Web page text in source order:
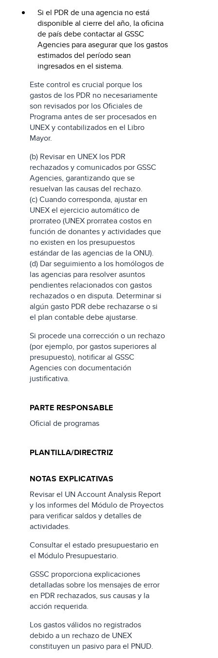
Si el PDR de una agencia no está
disponible al cierre del año, la oficina
de país debe contactar al GSSC
Agencies para asegurar que los gastos
estimados del período sean
ingresados en el sistema.
Este control es crucial porque los
gastos de los PDR no necesariamente
son revisados por los Oficiales de
Programa antes de ser procesados en
UNEX y contabilizados en el Libro
Mayor.
(b) Revisar en UNEX los PDR
rechazados y comunicados por GSSC
Agencies, garantizando que se
resuelvan las causas del rechazo.
(c) Cuando corresponda, ajustar en
UNEX el ejercicio automático de
prorrateo (UNEX prorratea costos en
función de donantes y actividades que
no existen en los presupuestos
estándar de las agencias de la ONU).
(d) Dar seguimiento a los homólogos de
las agencias para resolver asuntos
pendientes relacionados con gastos
rechazados o en disputa. Determinar si
algún gasto PDR debe rechazarse o si
el plan contable debe ajustarse.
Si procede una corrección o un rechazo
(por ejemplo, por gastos superiores al
presupuesto), notificar al GSSC
Agencies con documentación
justificativa.
PARTE RESPONSABLE
Oficial de programas
PLANTILLA/DIRECTRIZ
NOTAS EXPLICATIVAS
Revisar el UN Account Analysis Report
y los informes del Módulo de Proyectos
para verificar saldos y detalles de
actividades.
Consultar el estado presupuestario en
el Módulo Presupuestario.
GSSC proporciona explicaciones
detalladas sobre los mensajes de error
en PDR rechazados, sus causas y la
acción requerida.
Los gastos válidos no registrados
debido a un rechazo de UNEX
constituyen un pasivo para el PNUD.